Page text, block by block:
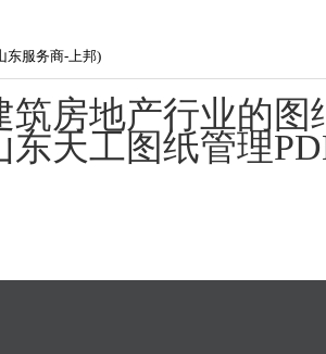
东服务商-上邦)
筑房地产行业的图
东天工图纸管理